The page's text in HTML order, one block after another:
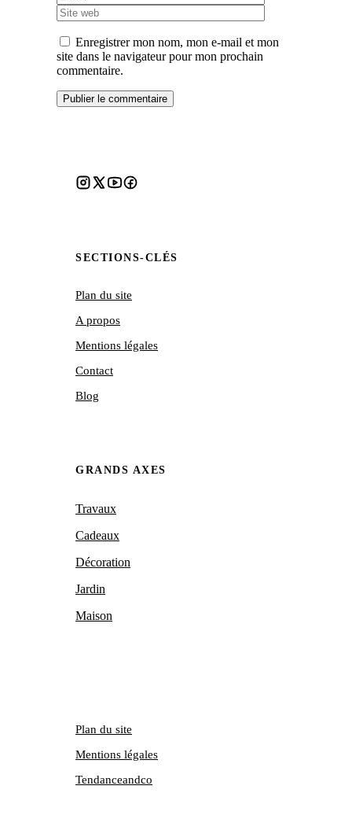
web
Enregistrer mon nom, mon e-mail et mon
site dans le navigateur pour mon prochain
commentaire.
SECTIONS-CLÉS
Plan du site
A propos
Mentions légales
Contact
Blog
GRANDS AXES
Travaux
Cadeaux
Décoration
Jardin
Maison
Tendanceandco
Plan du site
Mentions légales